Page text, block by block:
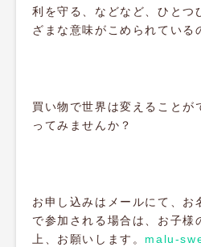
利を守る、などなど、ひと
ざまな意味がこめられている
買い物で世界は変えること
ってみませんか？
お申し込みはメールにて、
で参加される場合は、お子
上、お願いします。 malu-